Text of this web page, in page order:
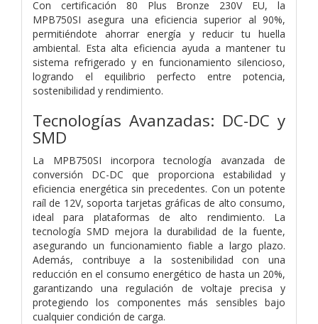
Con certificación 80 Plus Bronze 230V EU, la
MPB750SI asegura una eficiencia superior al 90%,
permitiéndote ahorrar energía y reducir tu huella
ambiental. Esta alta eficiencia ayuda a mantener tu
sistema refrigerado y en funcionamiento silencioso,
logrando el equilibrio perfecto entre potencia,
sostenibilidad y rendimiento.
Tecnologías Avanzadas: DC-DC y
SMD
La MPB750SI incorpora tecnología avanzada de
conversión DC-DC que proporciona estabilidad y
eficiencia energética sin precedentes. Con un potente
raíl de 12V, soporta tarjetas gráficas de alto consumo,
ideal para plataformas de alto rendimiento. La
tecnología SMD mejora la durabilidad de la fuente,
asegurando un funcionamiento fiable a largo plazo.
Además, contribuye a la sostenibilidad con una
reducción en el consumo energético de hasta un 20%,
garantizando una regulación de voltaje precisa y
protegiendo los componentes más sensibles bajo
cualquier condición de carga.